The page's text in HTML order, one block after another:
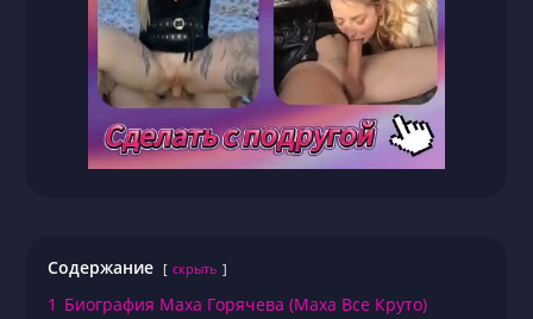
Содержание скрыть
1 Биография Маха Горячева (Маха Все Круто)